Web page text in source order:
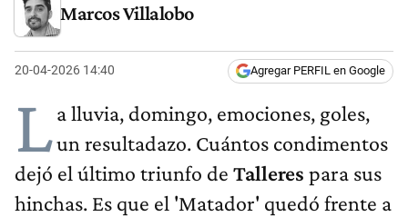
Marcos Villalobo
20-04-2026 14:40 Agregar PERFIL en Google
La lluvia, domingo, emociones, goles,
un resultadazo. Cuántos condimentos
dejó el último triunfo de Talleres para sus
hinchas. Es que el 'Matador' quedó frente a